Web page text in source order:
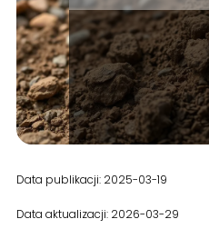
Data publikacji: 2025-03-19
Data aktualizacji: 2026-03-29